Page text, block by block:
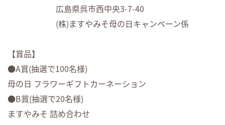
広島県呉市西中央3-7-40
(株)ますやみそ母の日キャンペーン係
【賞品】
●A賞(抽選で100名様)
母の日 フラワーギフトカーネーション
●B賞(抽選で20名様)
ますやみそ 詰め合わせ